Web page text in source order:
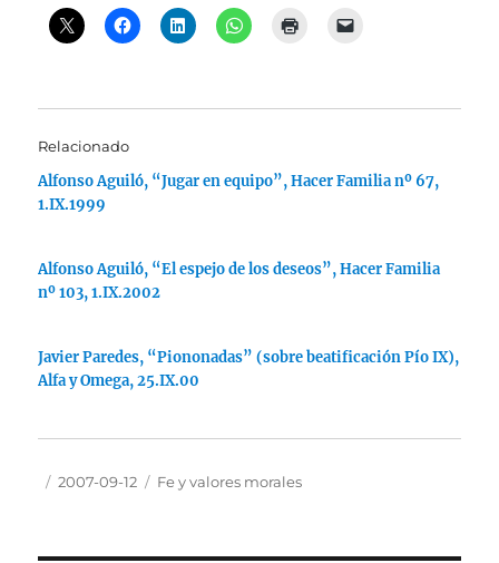
Relacionado
Alfonso Aguiló, “Jugar en equipo”, Hacer Familia nº 67,
1.IX.1999
Alfonso Aguiló, “El espejo de los deseos”, Hacer Familia
nº 103, 1.IX.2002
Javier Paredes, “Piononadas” (sobre beatificación Pío IX),
Alfa y Omega, 25.IX.00
Autor
Publicado
2007-09-12 Categorías
Fe y valores morales